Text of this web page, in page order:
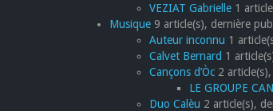
VEZIAT Gabrielle 1
Musique 9 article(s), dernière
Auteur inconnu 1
Calvet Bernard 1
Cançons d’Òc 2
LE GROUPE
Duo Calèu 2 article(s),